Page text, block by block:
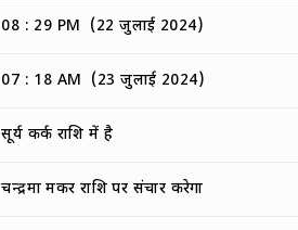
08 : 29 PM (22 जुलाई 2024)
07 : 18 AM (23 जुलाई 2024)
सूर्य कर्क राशि में है
चन्द्रमा मकर राशि पर संचार करेगा